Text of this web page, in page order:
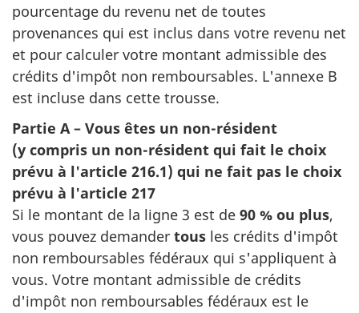
pourcentage du revenu net de toutes
provenances qui est inclus dans votre revenu net
et pour calculer votre montant admissible des
crédits d'impôt non remboursables. L'annexe B
est incluse dans cette trousse.
Partie A – Vous êtes un non-résident
(y compris un non-résident qui fait le choix
prévu à l'article 216.1) qui ne fait pas le choix
prévu à l'article 217
Si le montant de la ligne 3 est de 90 % ou plus,
vous pouvez demander tous les crédits d'impôt
non remboursables fédéraux qui s'appliquent à
vous. Votre montant admissible de crédits
d'impôt non remboursables fédéraux est le